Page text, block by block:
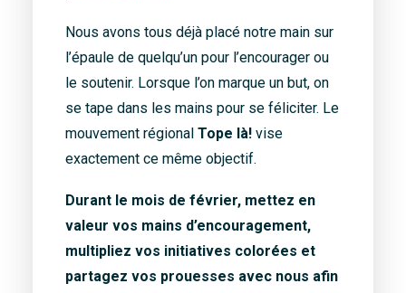
Nous avons tous déjà placé notre main sur
l’épaule de quelqu’un pour l’encourager ou
le soutenir. Lorsque l’on marque un but, on
se tape dans les mains pour se féliciter. Le
mouvement régional Tope là! vise
exactement ce même objectif.
Durant le mois de février, mettez en
valeur vos mains d’encouragement,
multipliez vos initiatives colorées et
partagez vos prouesses avec nous afin